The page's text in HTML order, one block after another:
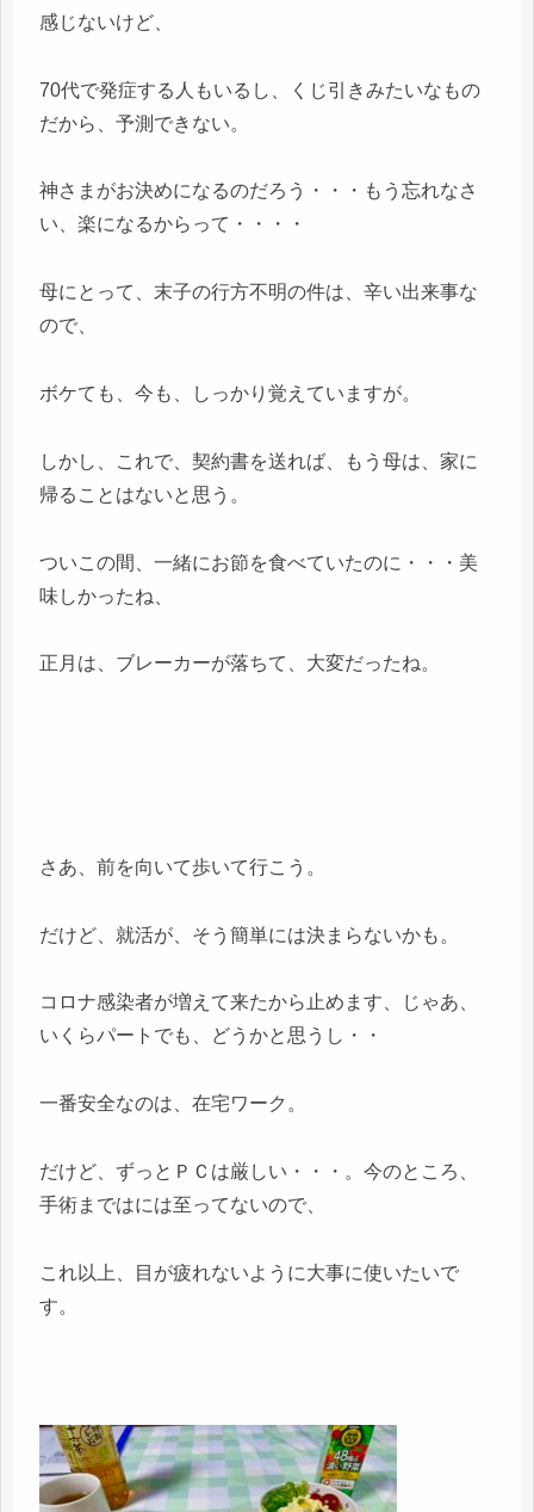
感じないけど、
70代で発症する人もいるし、くじ引きみたいなもの
だから、予測できない。
神さまがお決めになるのだろう・・・もう忘れなさ
い、楽になるからって・・・・
母にとって、末子の行方不明の件は、辛い出来事な
ので、
ボケても、今も、しっかり覚えていますが。
しかし、これで、契約書を送れば、もう母は、家に
帰ることはないと思う。
ついこの間、一緒にお節を食べていたのに・・・美
味しかったね、
正月は、ブレーカーが落ちて、大変だったね。
さあ、前を向いて歩いて行こう。
だけど、就活が、そう簡単には決まらないかも。
コロナ感染者が増えて来たから止めます、じゃあ、
いくらパートでも、どうかと思うし・・
一番安全なのは、在宅ワーク。
だけど、ずっとＰＣは厳しい・・・。今のところ、
手術まではには至ってないので、
これ以上、目が疲れないように大事に使いたいで
す。